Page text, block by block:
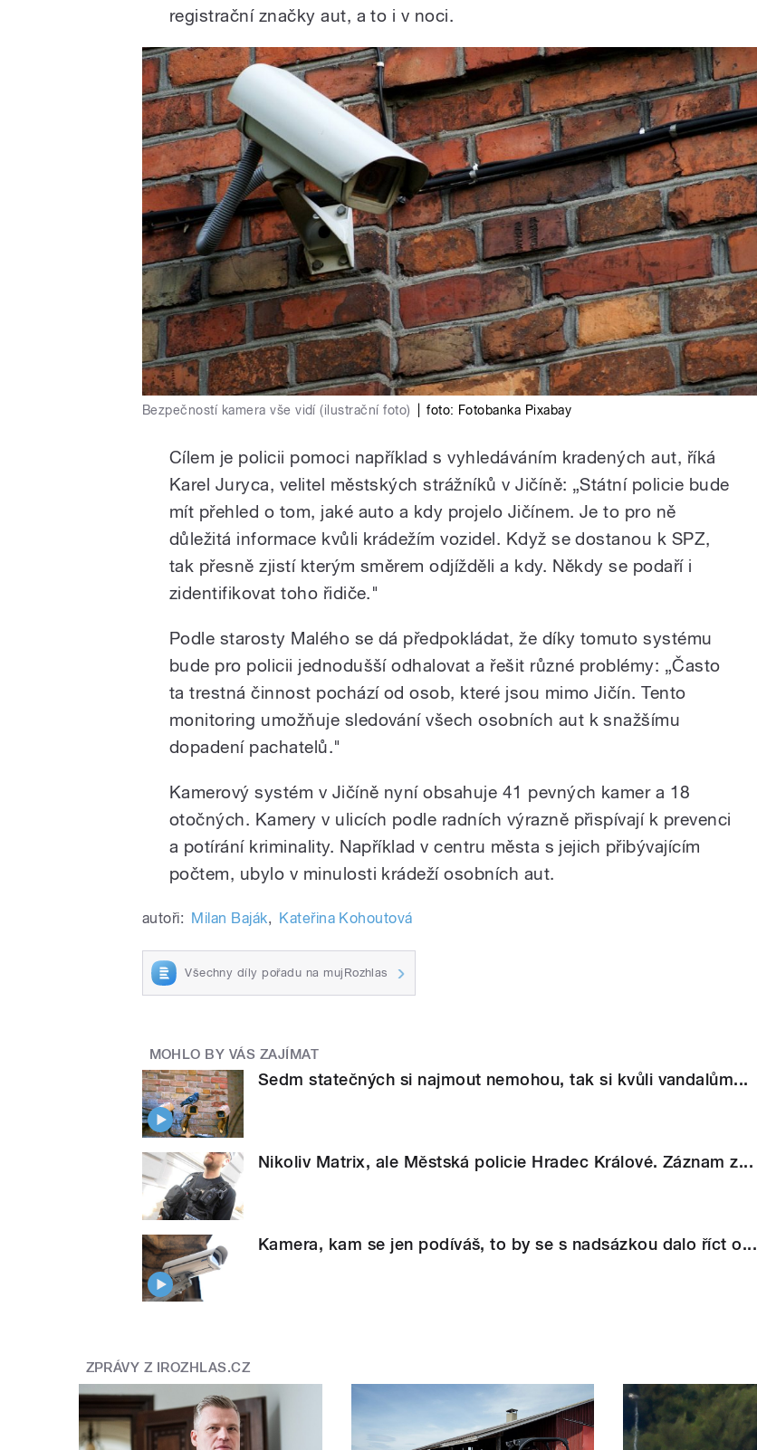
registrační značky aut, a to i v noci.
Bezpečností kamera vše vidí (ilustrační foto) foto: Fotobanka Pixabay
Cílem je policii pomoci například s vyhledáváním kradených aut, říká
Karel Juryca, velitel městských strážníků v Jičíně: „Státní policie bude
mít přehled o tom, jaké auto a kdy projelo Jičínem. Je to pro ně
důležitá informace kvůli krádežím vozidel. Když se dostanou k SPZ,
tak přesně zjistí kterým směrem odjížděli a kdy. Někdy se podaří i
zidentifikovat toho řidiče."
Podle starosty Malého se dá předpokládat, že díky tomuto systému
bude pro policii jednodušší odhalovat a řešit různé problémy: „Často
ta trestná činnost pochází od osob, které jsou mimo Jičín. Tento
monitoring umožňuje sledování všech osobních aut k snažšímu
dopadení pachatelů."
Kamerový systém v Jičíně nyní obsahuje 41 pevných kamer a 18
otočných. Kamery v ulicích podle radních výrazně přispívají k prevenci
a potírání kriminality. Například v centru města s jejich přibývajícím
počtem, ubylo v minulosti krádeží osobních aut.
autoři: Milan Baják, Kateřina Kohoutová
Všechny díly pořadu na mujRozhlas
MOHLO BY VÁS ZAJÍMAT
Sedm statečných si najmout nemohou, tak si kvůli vandalům...
Nikoliv Matrix, ale Městská policie Hradec Králové. Záznam z...
Kamera, kam se jen podíváš, to by se s nadsázkou dalo říct o...
ZPRÁVY Z IROZHLAS.CZ